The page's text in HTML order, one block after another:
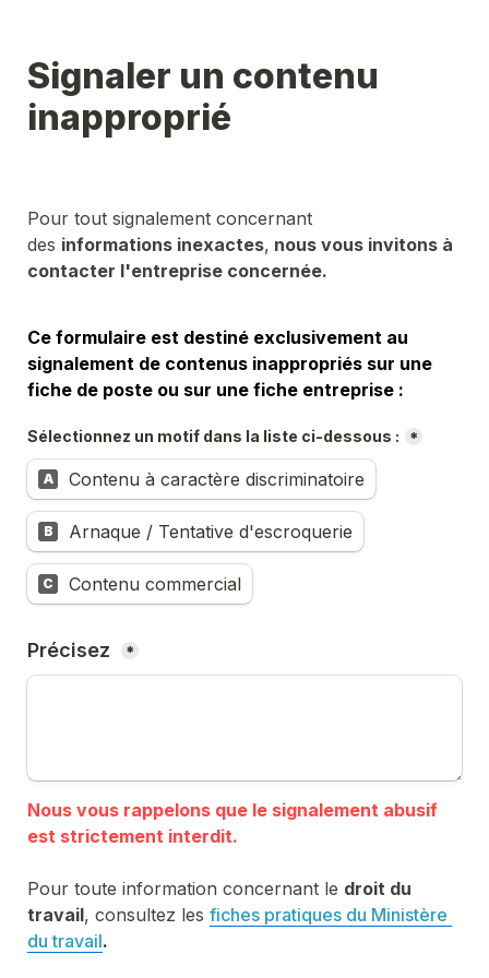
Signaler un contenu
inapproprié
Pour tout signalement concernant
des informations inexactes, nous vous invitons à
contacter l'entreprise concernée.
Ce formulaire est destiné exclusivement au
signalement de contenus inappropriés sur une
fiche de poste ou sur une fiche entreprise :
Sélectionnez un motif dans la liste ci-dessous : *
A Contenu à caractère discriminatoire
B Arnaque / Tentative d'escroquerie
C Contenu commercial
Précisez *
Nous vous rappelons que le signalement abusif
Pour toute information concernant le droit du
travail, consultez les fiches pratiques du Ministère
du travail